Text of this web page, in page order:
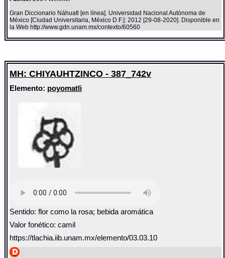
Gran Diccionario Náhuatl [en línea]. Universidad Nacional Autónoma de
México [Ciudad Universitaria, México D.F.]: 2012 [29-08-2020]. Disponible en
la Web http://www.gdn.unam.mx/contexto/60560
MH: CHIYAUHTZINCO - 387_742v
Elemento: poyomatli
Sentido: flor como la rosa; bebida aromática
Valor fonético: camil
https://tlachia.iib.unam.mx/elemento/03.03.10